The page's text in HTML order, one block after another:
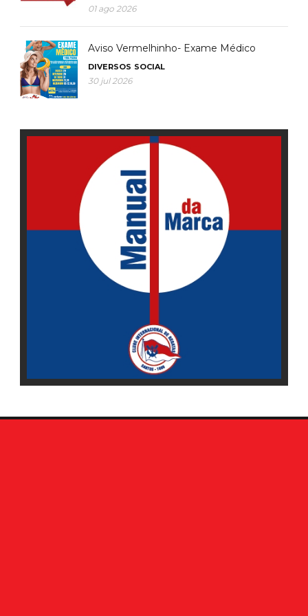
01 ago 2026
Aviso Vermelhinho- Exame Médico
DIVERSOS SOCIAL
30 jul 2026